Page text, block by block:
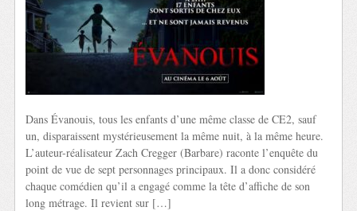
Dans Évanouis, tous les enfants d’une même classe de CE2, sauf
un, disparaissent mystérieusement la même nuit, à la même heure.
L’auteur-réalisateur Zach Cregger (Barbare) raconte l’enquête du
point de vue de sept personnages principaux. Il a donc considéré
chaque comédien qu’il a engagé comme la tête d’affiche de son
long métrage. Il revient sur […]